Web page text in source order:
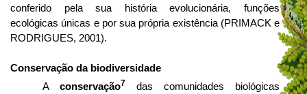
conferido pela sua história evolucionária, funções
ecológicas únicas e por sua própria existência (PRIMACK e
RODRIGUES, 2001).
Conservação da biodiversidade
Aconservação7 das comunidades biológicas